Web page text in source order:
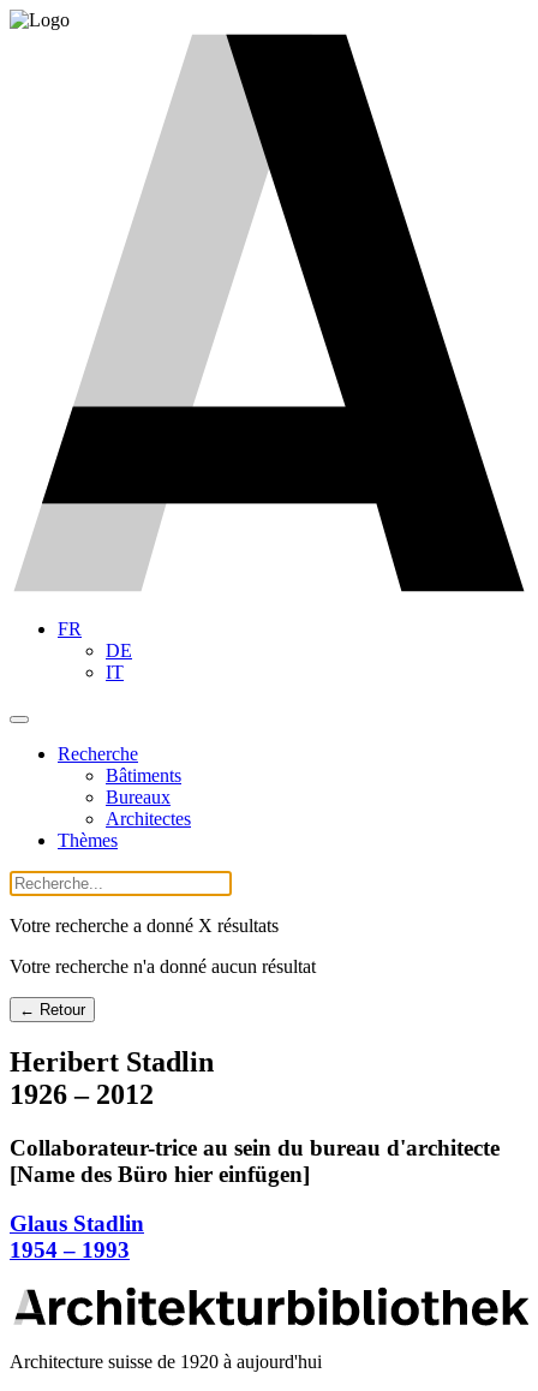
FR
DE
IT
Recherche
Bâtiments
Bureaux
Architectes
Thèmes
Votre recherche a donné X résultats
Votre recherche n'a donné aucun résultat
← Retour
Heribert Stadlin
1926 – 2012
Collaborateur-trice au sein du bureau d'architecte
[Name des Büro hier einfügen]
Glaus Stadlin
1954 – 1993
Architecture suisse de 1920 à aujourd'hui